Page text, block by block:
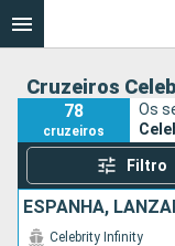
Cruzeiros
78
cruzeiros
Os
Filtro
Celebrity Infinity